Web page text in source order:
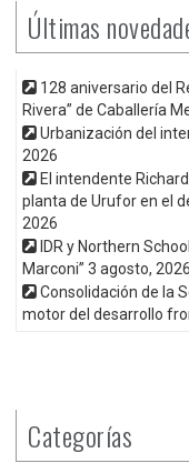
Últimas
128 aniversario del
Rivera” de Caballería
Urbanización del
2026
El intendente
planta de Urufor en el
2026
IDR y Northern
Marconi” 3 agosto, 2026
Consolidación de la
motor del desarrollo
Categorías